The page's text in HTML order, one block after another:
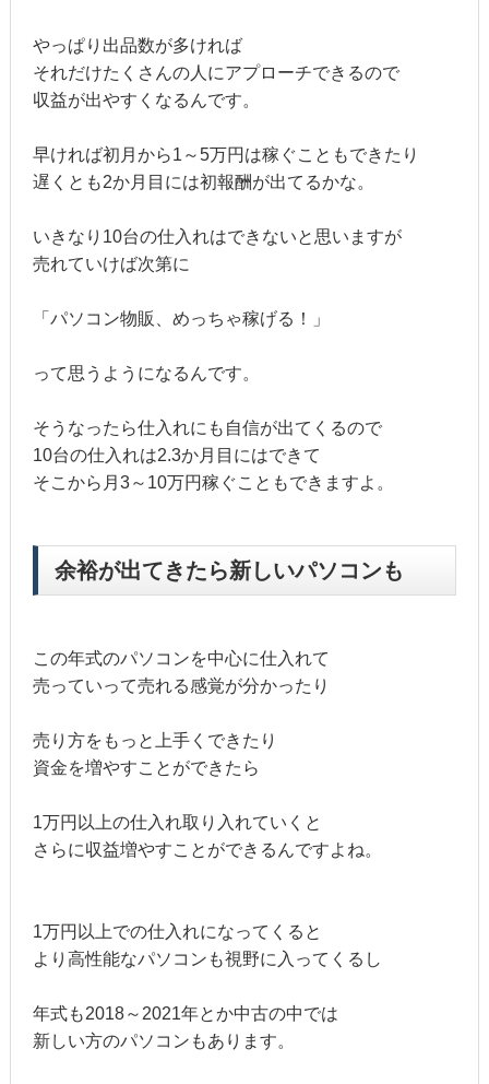
やっぱり出品数が多ければ
それだけたくさんの人にアプローチできるので
収益が出やすくなるんです。
早ければ初月から1～5万円は稼ぐこともできたり
遅くとも2か月目には初報酬が出てるかな。
いきなり10台の仕入れはできないと思いますが
売れていけば次第に
「パソコン物販、めっちゃ稼げる！」
って思うようになるんです。
そうなったら仕入れにも自信が出てくるので
10台の仕入れは2.3か月目にはできて
そこから月3～10万円稼ぐこともできますよ。
余裕が出てきたら新しいパソコンも
この年式のパソコンを中心に仕入れて
売っていって売れる感覚が分かったり
売り方をもっと上手くできたり
資金を増やすことができたら
1万円以上の仕入れ取り入れていくと
さらに収益増やすことができるんですよね。
1万円以上での仕入れになってくると
より高性能なパソコンも視野に入ってくるし
年式も2018～2021年とか中古の中では
新しい方のパソコンもあります。